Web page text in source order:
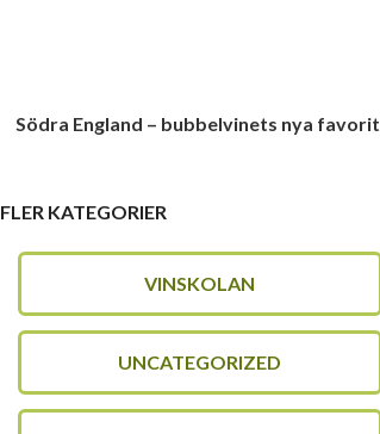
Södra England – bubbelvinets nya favorit
FLER KATEGORIER
VINSKOLAN
UNCATEGORIZED